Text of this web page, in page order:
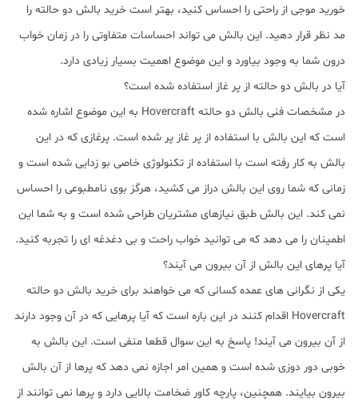
خورید موجی از راحتی را احساس کنید، بهتر است خرید بالش دو حالته را
مد نظر قرار دهید. این بالش می تواند احساسات متفاوتی را در زمان خواب
درون شما به وجود بیاورد و این موضوع اهمیت بسیار زیادی دارد.
آیا در بالش دو حالته از پر غاز استفاده شده است؟
در مشخصات فنی بالش دو حالته Hovercraft به این موضوع اشاره شده
است که این بالش با استفاده از پر غاز پر شده است. پرغازی که در این
بالش به کار رفته است با استفاده از تکنولوژی خاصی بو زدایی شده است و
زمانی که شما روی این بالش دراز می کشید، هرگز بوی نامطبوعی را احساس
نمی کند. این بالش طبق نیازهای مشتریان طراحی شده است و به شما این
اطمینان را می دهد که می توانید خواب راحت و بی دغدغه ای را تجربه کنید.
آیا پرهای این بالش از آن بیرون می آیند؟
یکی از نگرانی های عمده کسانی که می خواهند برای خرید بالش دو حالته
Hovercraft اقدام کنند در این باره است که آیا پرهایی که در آن وجود دارند
از آن بیرون می آیند! پاسخ به این سوال قطعا منفی است. این بالش به
خوبی دور دوزی شده است و همین امر اجازه نمی دهد که پرها از آن بالش
بیرون بیایند. همچنین، پارچه کاور ضخامت بالایی دارد و پرها نمی توانند از